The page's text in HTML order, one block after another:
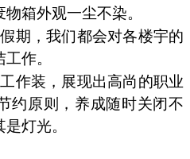
箱外观一尘不染。
期，我们都会对各楼宇的
作。
作装，展现出高尚的职业
约原则，养成随时关闭不
灯光。